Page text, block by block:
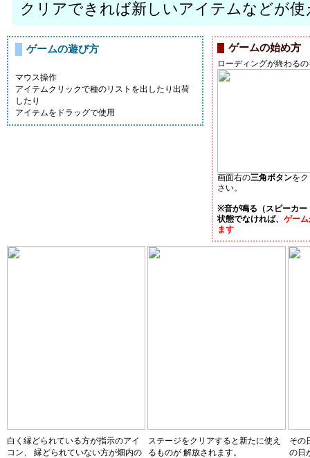
クリアできれば新しいアイテムなどが
ゲームの遊び方
マウス操作
アイテムクリックで種のリストを出したり出荷
したり
アイテムをドラッグで使用
ゲームの始め方
ローディングが終わる
画面右の三角ボタンを
さい。
※音が鳴る（スピーカー
状態でなければ、 ゲー
ます
白く縁どられている方が指示のアイ
コン、 縁どられていない方が畑内の
ステージをクリアすると新たに使え
るものが 解放されます。
その
の日